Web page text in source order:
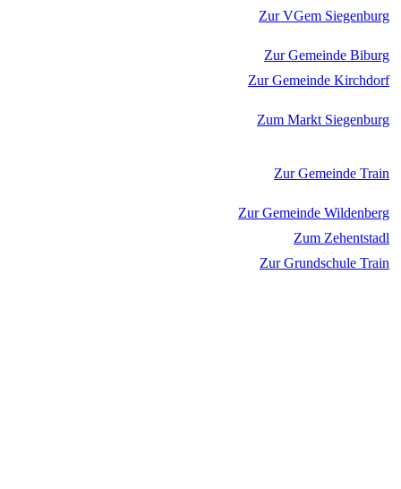
Zur VGem Siegenburg
Zur Gemeinde Biburg
Zur Gemeinde Kirchdorf
Zum Markt Siegenburg
Zur Gemeinde Train
Zur Gemeinde Wildenberg
Zum Zehentstadl
Zur Grundschule Train